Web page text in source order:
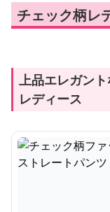
チェック柄レ
上品エレガン
レディース